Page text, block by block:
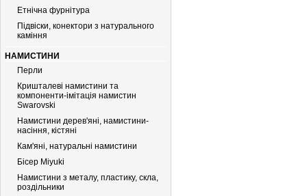
Етнічна фурнітура
Підвіски, конектори з натурального
каміння
НАМИСТИНИ
Перли
Кришталеві намистини та
компоненти-імітація намистин
Swarovski
Намистини дерев'яні, намистини-
насіння, кістяні
Кам'яні, натуральні намистини
Бiсер Miyuki
Намистини з металу, пластику, скла,
роздільники